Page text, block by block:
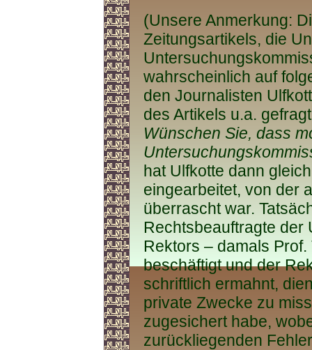
(Unsere Anmerkung:
Zeitungsartikels, die
wahrscheinlich auf
den Journalisten
des Artikels u.a.
Wünschen Sie, dass
hat Ulfkotte dann
eingearbeitet, von der
überrascht war.
Rechtsbeauftragte der
Rektors – damals
beschäftigt und der
schriftlich ermahnt,
private Zwecke zu
zugesichert habe,
zurückliegenden